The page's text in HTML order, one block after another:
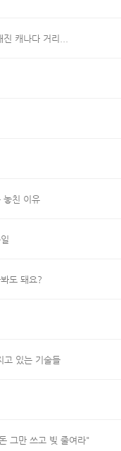
캐나다 거리...
놓친 이유
도 돼요?
고 있는 기술들
그만 쓰고 빚 줄여라"